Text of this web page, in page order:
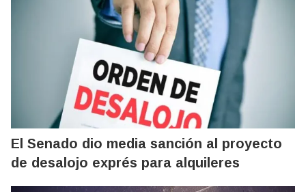
El Senado dio media sanción al proyecto
de desalojo exprés para alquileres